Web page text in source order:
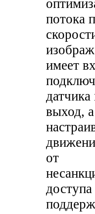
потока
имеет
выход,
от